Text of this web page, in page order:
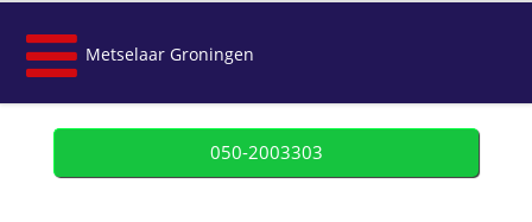
Metselaar Groningen
050-2003303